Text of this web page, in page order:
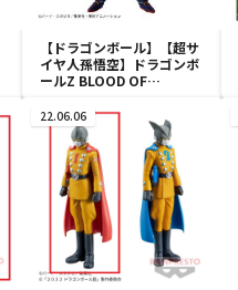
【ドラゴンボール】【超サ
イヤ人孫悟空】ドラゴンボ
ールZ BLOOD OF
空-Ⅱ
22.06.06